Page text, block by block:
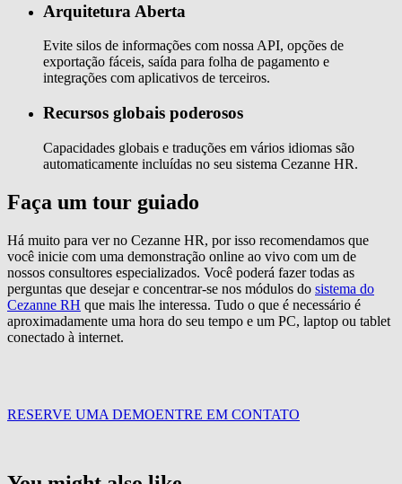
Arquitetura Aberta
Evite silos de informações com nossa API, opções de
exportação fáceis, saída para folha de pagamento e
integrações com aplicativos de terceiros.
Recursos globais poderosos
Capacidades globais e traduções em vários idiomas são
automaticamente incluídas no seu sistema Cezanne HR.
Faça um tour guiado
Há muito para ver no Cezanne HR, por isso recomendamos que
você inicie com uma demonstração online ao vivo com um de
nossos consultores especializados. Você poderá fazer todas as
perguntas que desejar e concentrar-se nos módulos do sistema do
Cezanne RH que mais lhe interessa. Tudo o que é necessário é
aproximadamente uma hora do seu tempo e um PC, laptop ou tablet
conectado à internet.
RESERVE UMA DEMOENTRE EM CONTATO